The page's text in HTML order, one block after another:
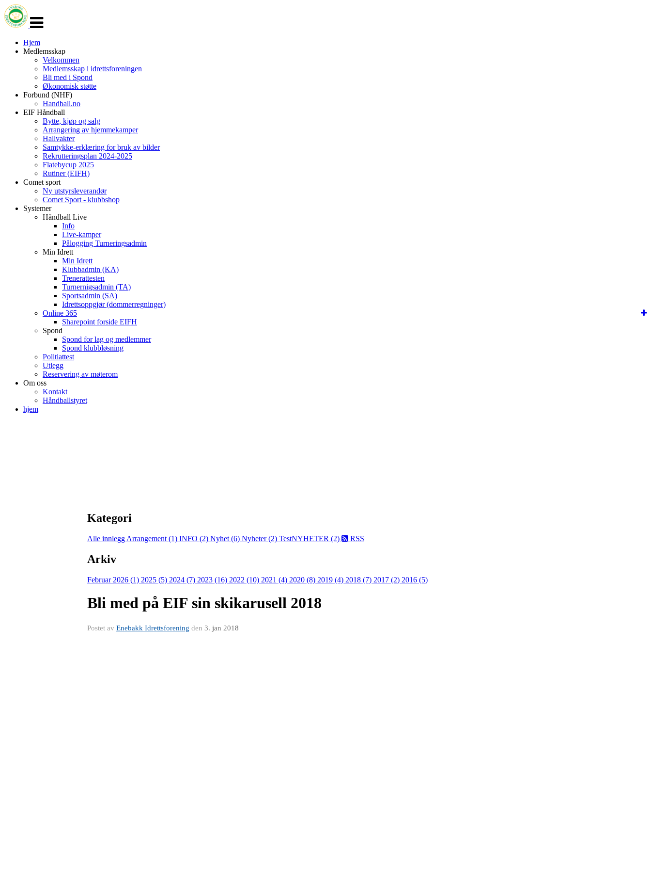
navigasjon
Hjem
Medlemsskap
Velkommen
Medlemsskap i idrettsforeningen
Bli med i Spond
Økonomisk støtte
Forbund (NHF)
Handball.no
EIF Håndball
Bytte, kjøp og salg
Arrangering av hjemmekamper
Hallvakter
Samtykke-erklæring for bruk av bilder
Rekrutteringsplan 2024-2025
Flatebycup 2025
Rutiner (EIFH)
Comet sport
Ny utstyrsleverandør
Comet Sport - klubbshop
Systemer
Håndball Live
Info
Live-kamper
Pålogging Turneringsadmin
Min Idrett
Min Idrett
Klubbadmin (KA)
Trenerattesten
Turnernigsadmin (TA)
Sportsadmin (SA)
Idrettsoppgjør (dommerregninger)
Online 365
Sharepoint forside EIFH
Spond
Spond for lag og medlemmer
Spond klubbløsning
Politiattest
Utlegg
Reservering av møterom
Om oss
Kontakt
Håndballstyret
hjem
Kategori
Alle innlegg Arrangement (1) INFO (2) Nyhet (6) Nyheter (2) TestNYHETER (2) RSS
Arkiv
Februar 2026 (1) 2025 (5) 2024 (7) 2023 (16) 2022 (10) 2021 (4) 2020 (8) 2019 (4) 2018 (7) 2017 (2) 2016 (5)
Bli med på EIF sin skikarusell 2018
Postet av Enebakk Idrettsforening den 3. jan 2018